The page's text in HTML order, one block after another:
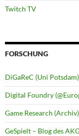
Twitch TV
FORSCHUNG
DiGaReC (Uni Potsdam)
Digital Foundry
Game Research (Archiv)
GeSpielt – Blog des